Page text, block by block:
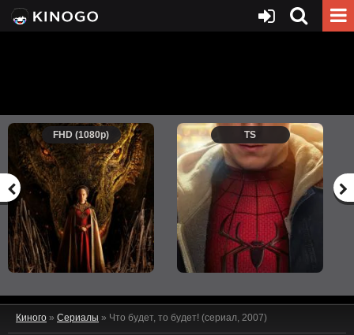
FHD (1080p) TS
Киного » Сериалы » Что будет, то будет! (сериал, 2007)